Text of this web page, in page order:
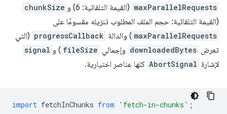
maxParallelRequests (القيمة التلقائية: 6) و chunkSize
(القيمة التلقائية: حجم الملف المطلوب تنزيله مقسومًا على
maxParallelRequests ) والدالة progressCallback (التي
تعرض downloadedBytes وإجمالي fileSize ) و signal
لإشارة AbortSignal كلها عناصر اختيارية.
import fetchInChunks from 'fetch-in-chunks' ;